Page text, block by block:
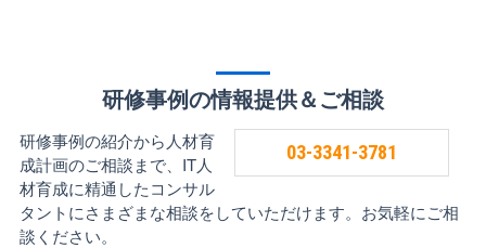
研修事例の情報提供＆ご相談
03-3341-3781
研修事例の紹介から人材育
成計画のご相談まで、IT人
材育成に精通したコンサル
タントにさまざまな相談をしていただけます。お気軽にご相
談ください。